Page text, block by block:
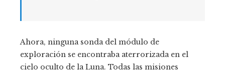
Ahora, ninguna sonda del módulo de
exploración se encontraba aterrorizada en el
cielo oculto de la Luna. Todas las misiones